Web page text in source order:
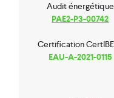
Audit énergétique
PAE2-P3-00742
Certification
EAU-A-2021-0115